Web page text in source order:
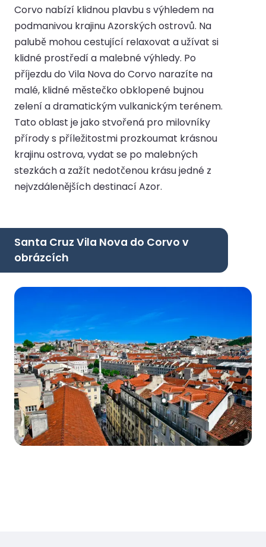
Corvo nabízí klidnou plavbu s výhledem na
podmanivou krajinu Azorských ostrovů. Na
palubě mohou cestující relaxovat a užívat si
klidné prostředí a malebné výhledy. Po
příjezdu do Vila Nova do Corvo narazíte na
malé, klidné městečko obklopené bujnou
zelení a dramatickým vulkanickým terénem.
Tato oblast je jako stvořená pro milovníky
přírody s příležitostmi prozkoumat krásnou
krajinu ostrova, vydat se po malebných
stezkách a zažít nedotčenou krásu jedné z
nejvzdálenějších destinací Azor.
Santa Cruz Vila Nova do Corvo v
obrázcích